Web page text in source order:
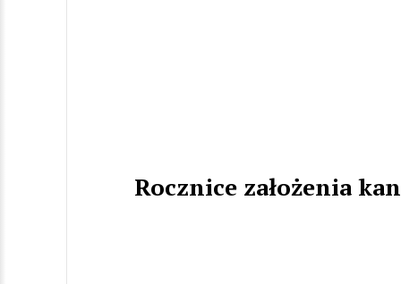
Rocznice założenia